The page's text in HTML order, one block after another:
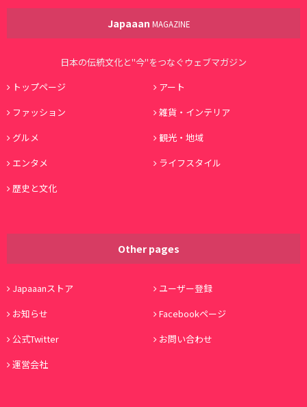
Japaaan MAGAZINE
日本の伝統文化と"今"をつなぐウェブマガジン
トップページ
アート
ファッション
雑貨・インテリア
グルメ
観光・地域
エンタメ
ライフスタイル
歴史と文化
Other pages
Japaaanストア
ユーザー登録
お知らせ
Facebookページ
公式Twitter
お問い合わせ
運営会社